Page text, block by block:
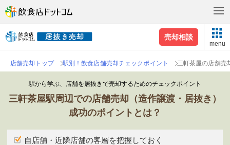
売却相談
menu
店舗売却トップ 駅別！飲食店舗売却チェックポイント 三軒茶屋の店舗売
駅から学ぶ、店舗を居抜きで売却するためのチェックポイント
三軒茶屋駅周辺での店舗売却（造作譲渡・居抜き）
成功のポイントとは？
自店舗・近隣店舗の客層を把握しておく